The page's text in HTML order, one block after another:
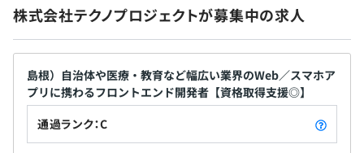
■全社教育、階層別教育
担）
■当社主催セミナー・研修
■各種社外研修の受講推奨
■トレーナー制度あり
保険）
無期雇用
地域産業の活性化を目指します。 ■ITインフラ IT化
が進む暮らしのなかで、人々の暮らしを守るセキュ
リティや、基盤構築を推進します。安全なデータ管理
やセキュリティシステムの導入はもちろん、生活を
さまざまな角度から便利で安全にする技術研究にも
取り組んでいます。 島根県の行政・医療・介護・流
通・学校・図書館・製造など幅広い顧客先があり、
株式会社テクノプロジェクトが募集中の求人
島根）自治体や医療・教育など幅広い業界のWeb／スマホア
プリに携わるフロントエンド開発者【資格取得支援◎】
通過ランク：C